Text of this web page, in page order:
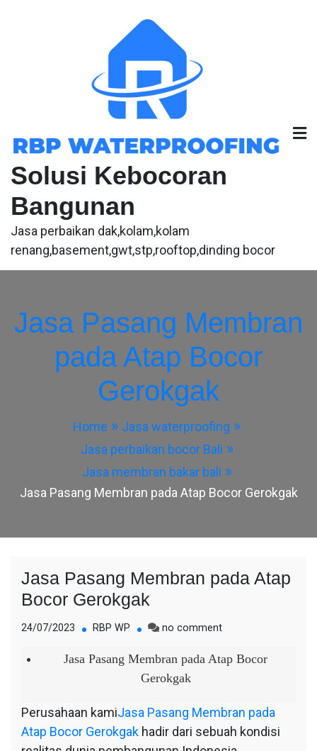
Solusi Kebocoran
Bangunan
Jasa perbaikan dak,kolam,kolam
renang,basement,gwt,stp,rooftop,dinding bocor
Jasa Pasang Membran
pada Atap Bocor
Gerokgak
Home
Jasa waterproofing
Jasa perbaikan bocor Bali
Jasa membran bakar bali
Jasa Pasang Membran pada Atap Bocor Gerokgak
Jasa Pasang Membran pada Atap
Bocor Gerokgak
24/07/2023 RBP WP no commenton
Pasang
Bocor
Gerokgak
Jasa Pasang Membran pada Atap Bocor
Gerokgak
Perusahaan kamiJasa Pasang Membran pada
Atap Bocor Gerokgak hadir dari sebuah kondisi